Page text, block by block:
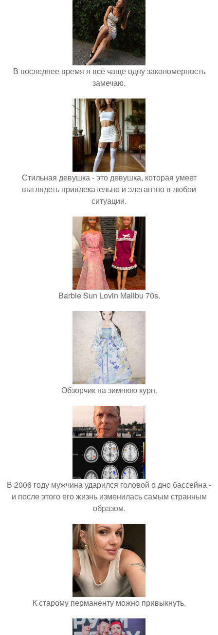
В последнее время я всё чаще одну закономерность
замечаю.
Стильная девушка - это девушка, которая умеет
выглядеть привлекательно и элегантно в любои
ситуации.
Barbie Sun Lovin Malibu 70s.
Обзорчик на зимнюю курн.
В 2006 году мужчина ударился головой о дно бассейна -
и после этого его жизнь изменилась самым странным
образом.
К старому перманенту можно привыкнуть.